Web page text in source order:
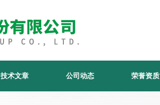
技术文章 公司动态 荣誉资质